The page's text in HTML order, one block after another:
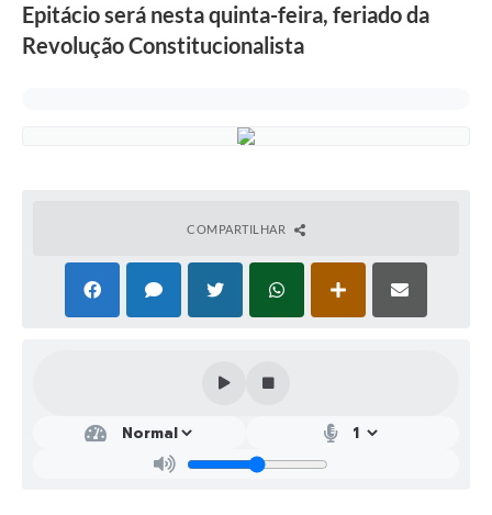
Epitácio será nesta quinta-feira, feriado da
Revolução Constitucionalista
COMPARTILHAR